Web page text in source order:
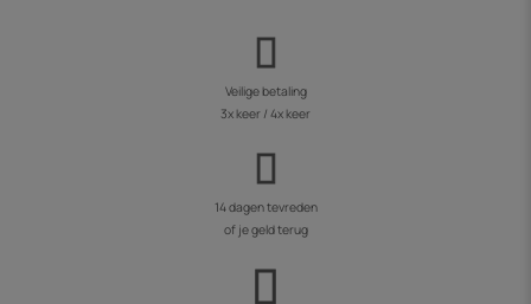
Veilige betaling
3x keer / 4x keer
14 dagen tevreden
of je geld terug